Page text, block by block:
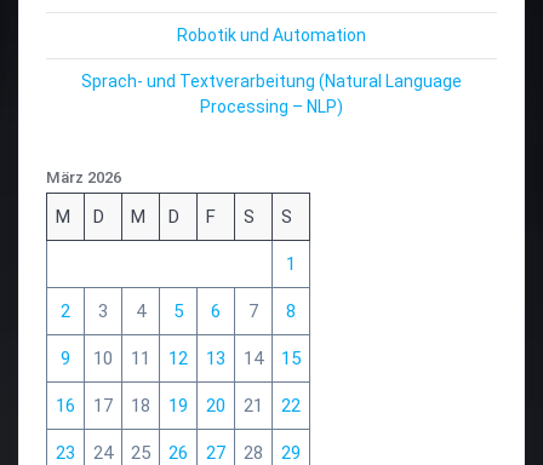
Robotik und Automation
Sprach- und Textverarbeitung (Natural Language
Processing – NLP)
März 2026
M D M D F S S
1
2 3 4 5 6 7 8
9 10 11 12 13 14 15
16 17 18 19 20 21 22
23 24 25 26 27 28 29